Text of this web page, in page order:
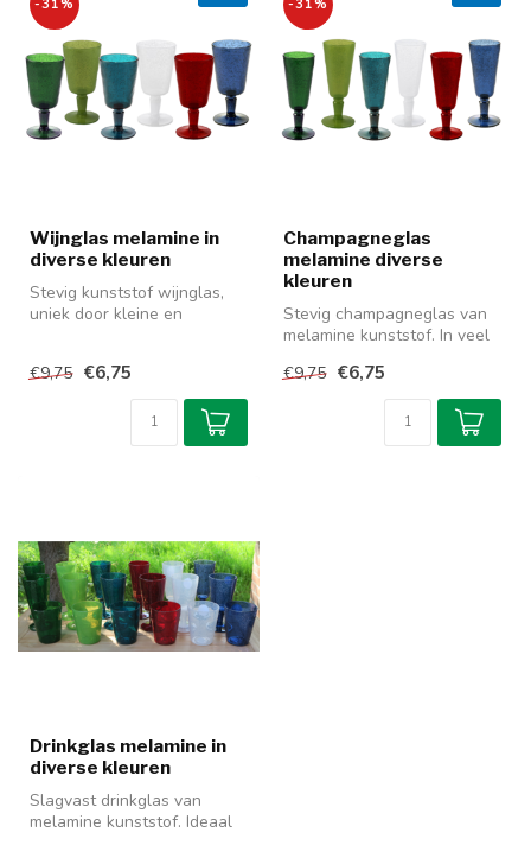
-31%
Wijnglas melamine in
diverse kleuren
Stevig kunststof wijnglas,
uniek door kleine en
€9,75 €6,75
-31%
Champagneglas
melamine diverse
kleuren
Stevig champagneglas van
melamine kunststof. In veel
€9,75 €6,75
Drinkglas melamine in
diverse kleuren
Slagvast drinkglas van
melamine kunststof. Ideaal